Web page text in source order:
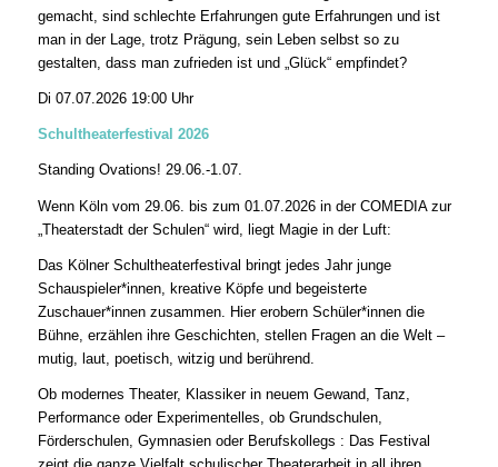
gemacht, sind schlechte Erfahrungen gute Erfahrungen und ist
man in der Lage, trotz Prägung, sein Leben selbst so zu
gestalten, dass man zufrieden ist und „Glück“ empfindet?
Di 07.07.2026 19:00 Uhr
Schultheaterfestival 2026
Standing Ovations! 29.06.-1.07.
Wenn Köln vom 29.06. bis zum 01.07.2026 in der COMEDIA zur
„Theaterstadt der Schulen“ wird, liegt Magie in der Luft:
Das Kölner Schultheaterfestival bringt jedes Jahr junge
Schauspieler*innen, kreative Köpfe und begeisterte
Zuschauer*innen zusammen. Hier erobern Schüler*innen die
Bühne, erzählen ihre Geschichten, stellen Fragen an die Welt –
mutig, laut, poetisch, witzig und berührend.
Ob modernes Theater, Klassiker in neuem Gewand, Tanz,
Performance oder Experimentelles, ob Grundschulen,
Förderschulen, Gymnasien oder Berufskollegs : Das Festival